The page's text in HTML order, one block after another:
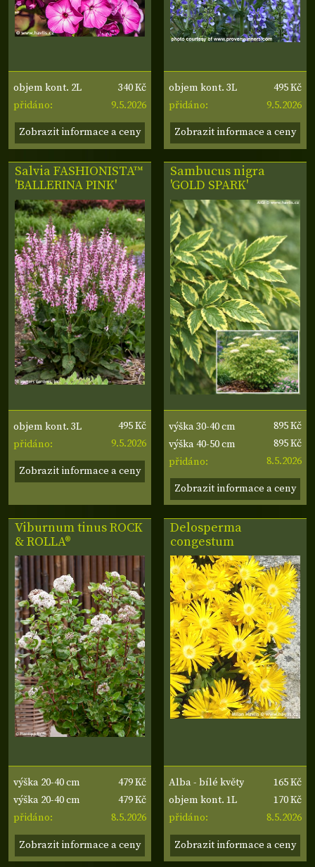
objem kont. 2L
340 Kč
přidáno:
9.5.2026
Zobrazit informace a ceny
objem kont. 3L
495 Kč
přidáno:
9.5.2026
Zobrazit informace a ceny
Salvia FASHIONISTA™
'BALLERINA PINK'
objem kont. 3L
495 Kč
přidáno:
9.5.2026
Zobrazit informace a ceny
Sambucus nigra
'GOLD SPARK'
výška 30-40 cm
895 Kč
výška 40-50 cm
895 Kč
přidáno:
8.5.2026
Zobrazit informace a ceny
Viburnum tinus ROCK
& ROLLA®
výška 20-40 cm
479 Kč
výška 20-40 cm
479 Kč
přidáno:
8.5.2026
Zobrazit informace a ceny
Delosperma
congestum
Alba - bílé květy
165 Kč
objem kont. 1L
170 Kč
přidáno:
8.5.2026
Zobrazit informace a ceny